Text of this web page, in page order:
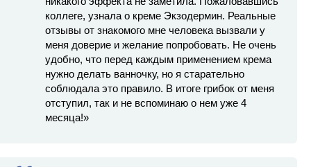
коллеге, узнала о креме Экзодермин. Реальные
отзывы от знакомого мне человека вызвали у
меня доверие и желание попробовать. Не очень
удобно, что перед каждым применением крема
нужно делать ванночку, но я старательно
соблюдала это правило. В итоге грибок от меня
отступил, так и не вспоминаю о нем уже 4
месяца!»